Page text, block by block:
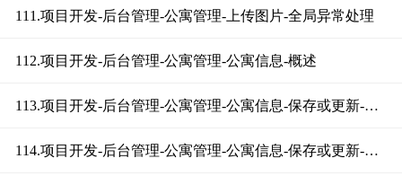
111.项目开发-后台管理-公寓管理-上传图片-全局异常处理
112.项目开发-后台管理-公寓管理-公寓信息-概述
113.项目开发-后台管理-公寓管理-公寓信息-保存或更新-定义
114.项目开发-后台管理-公寓管理-公寓信息-保存或更新-实现